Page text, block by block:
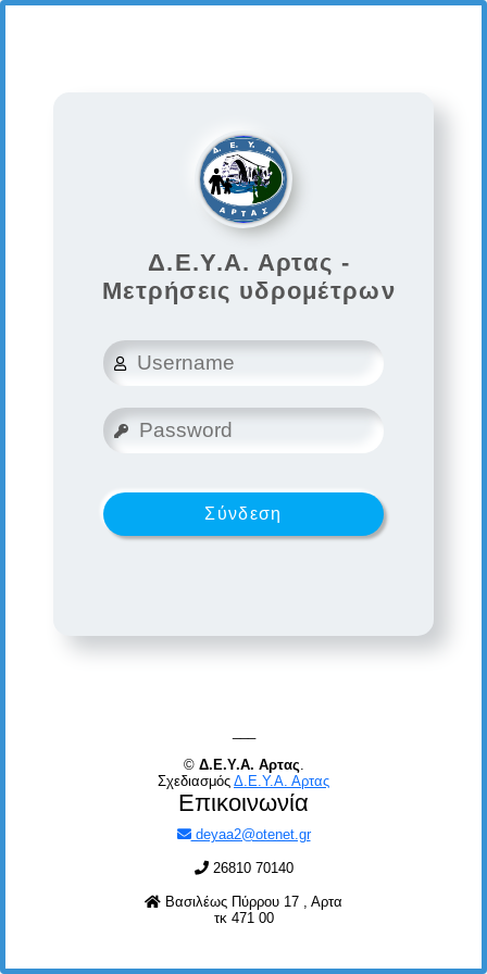
Δ.Ε.Υ.Α. Αρτας -
Μετρήσεις υδρομέτρων
Σύνδεση
© Δ.Ε.Υ.Α. Αρτας.
Σχεδιασμός Δ.Ε.Υ.Α. Αρτας
Επικοινωνία
deyaa2@otenet.gr
26810 70140
Βασιλέως Πύρρου 17 , Αρτα
τκ 471 00